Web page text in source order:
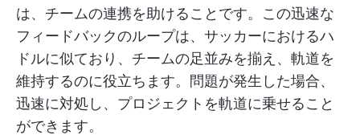
は、チームの連携を助けることです。この迅速な
フィードバックのループは、サッカーにおけるハ
ドルに似ており、チームの足並みを揃え、軌道を
維持するのに役立ちます。問題が発生した場合、
迅速に対処し、プロジェクトを軌道に乗せること
ができます。